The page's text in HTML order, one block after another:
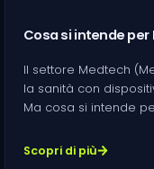
Cosa si intende per
Il settore Medtech
la sanità con
Ma cosa si intende
Scopri di più